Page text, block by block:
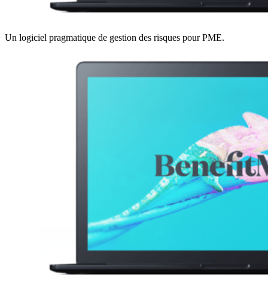
Un logiciel pragmatique de gestion des risques pour PME.